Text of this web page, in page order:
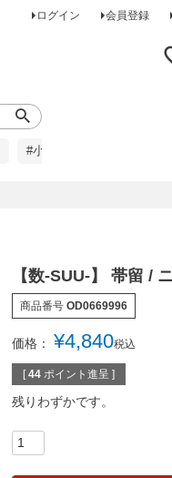
ログイン 会員登録
#小柄な方に
【数-SUU-】 帯留 /
商品番号 OD0669996
価格： ¥4,840税込
[ 44 ポイント進呈 ]
残りわずかです。